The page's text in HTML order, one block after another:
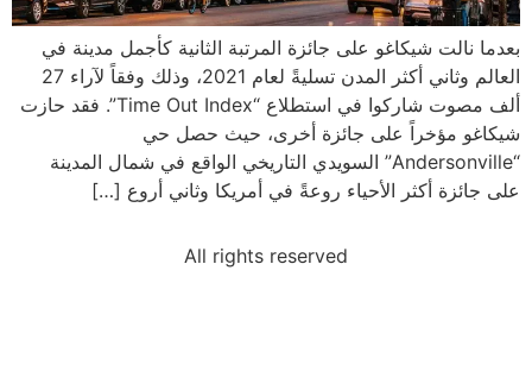
بعدما نالت شيكاغو على جائزة المرتبة الثانية كأجمل مدينة في
العالم وثاني أكثر المدن تسليةً لعام 2021، وذلك وفقاً لآراء 27
ألف مصوت شاركوا في استطلاع “Time Out Index”. فقد حازت
شيكاغو مؤخراً على جائزة أخرى، حيث حصل حي
“Andersonville” السويدي التاريخي الواقع في شمال المدينة
على جائزة أكثر الأحياء روعةً في أمريكا وثاني أروع […]
All rights reserved